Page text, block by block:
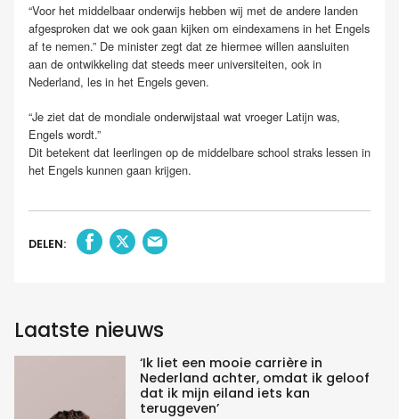
“Voor het middelbaar onderwijs hebben wij met de andere landen
afgesproken dat we ook gaan kijken om eindexamens in het Engels
af te nemen.” De minister zegt dat ze hiermee willen aansluiten
aan de ontwikkeling dat steeds meer universiteiten, ook in
Nederland, les in het Engels geven.
“Je ziet dat de mondiale onderwijstaal wat vroeger Latijn was,
Engels wordt.”
Dit betekent dat leerlingen op de middelbare school straks lessen in
het Engels kunnen gaan krijgen.
DELEN:
Laatste nieuws
‘Ik liet een mooie carrière in
Nederland achter, omdat ik geloof
dat ik mijn eiland iets kan
teruggeven’